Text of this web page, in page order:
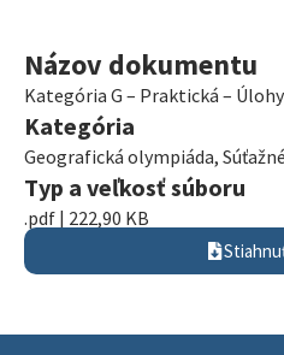
Názov dokumentu
Kategória G – Praktická –
Kategória
Geografická olympiáda,
Typ a veľkosť súboru
.pdf | 222,90 KB